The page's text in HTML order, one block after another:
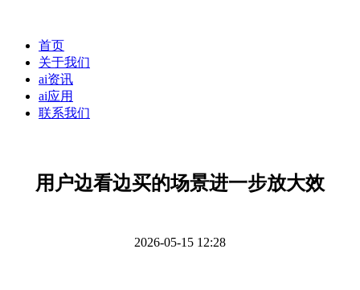
首页
关于我们
ai资讯
ai应用
联系我们
用户边看边买的场景进一步放大效
2026-05-15 12:28